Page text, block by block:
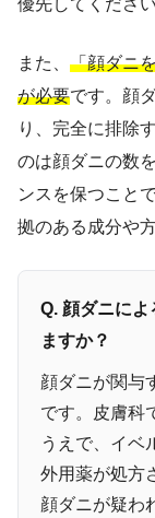
また、 「顔ダニ
が必要です。顔
り、完全に排除
のは顔ダニの数
ンスを保つこと
拠のある成分や
Q. 顔ダニに
ますか？
顔ダニが関与
です。皮膚科
うえで、イベ
外用薬が処方
顔ダニが疑わ